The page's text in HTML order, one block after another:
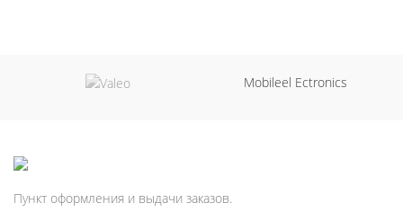
Mobileel Ectronics
Пункт оформления и выдачи заказов.